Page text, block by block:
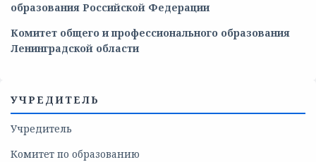
образования Российской Федерации
Комитет общего и профессионального образования
Ленинградской области
УЧРЕДИТЕЛЬ
Учредитель
Комитет по образованию